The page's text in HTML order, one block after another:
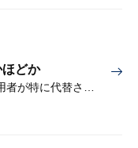
どか
直近で4％、AI活用が広がれば11％の雇用者が特に代替されやすい